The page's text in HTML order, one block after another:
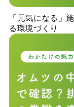
「元気になる」
る環境づくり